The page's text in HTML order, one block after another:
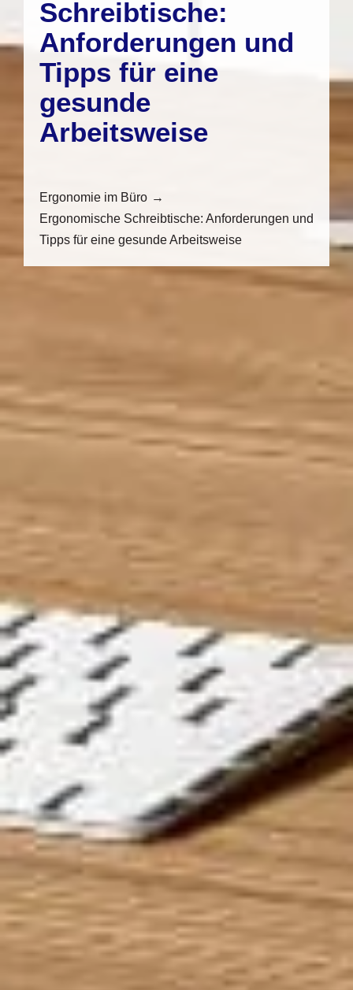
Schreibtische:
Anforderungen und
Tipps für eine
gesunde
Arbeitsweise
Ergonomie im Büro
Ergonomische Schreibtische: Anforderungen und
Tipps für eine gesunde Arbeitsweise